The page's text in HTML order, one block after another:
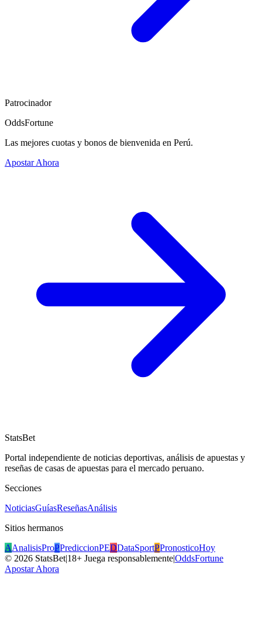
Patrocinador
OddsFortune
Las mejores cuotas y bonos de bienvenida en Perú.
Apostar Ahora
StatsBet
Portal independiente de noticias deportivas, análisis de apuestas y
reseñas de casas de apuestas para el mercado peruano.
Secciones
NoticiasGuíasReseñasAnálisis
Sitios hermanos
AAnalisisProPPrediccionPEDDataSportPPronosticoHoy
© 2026 StatsBet|18+ Juega responsablemente|OddsFortune
Apostar Ahora